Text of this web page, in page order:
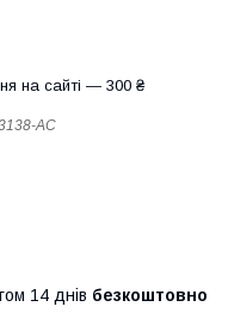
на сайті — 300 ₴
AC
14 днів безкоштовно